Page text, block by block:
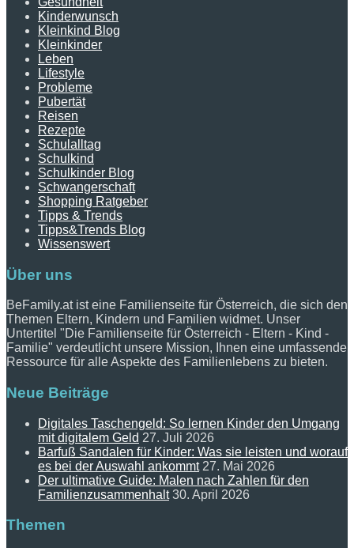
Kinderwunsch
Kleinkind Blog
Kleinkinder
Leben
Lifestyle
Probleme
Pubertät
Reisen
Rezepte
Schulalltag
Schulkind
Schulkinder Blog
Schwangerschaft
Shopping Ratgeber
Tipps & Trends
Tipps&Trends Blog
Wissenswert
Über uns
BeFamily.at ist eine Familienseite für Österreich, die sich den
Themen Eltern, Kindern und Familien widmet. Unser
Untertitel "Die Familienseite für Österreich - Eltern - Kind -
Familie" verdeutlicht unsere Mission, Ihnen eine umfassende
Ressource für alle Aspekte des Familienlebens zu bieten.
Neue Beiträge
Digitales Taschengeld: So lernen Kinder den Umgang
mit digitalem Geld 27. Juli 2026
Barfuß Sandalen für Kinder: Was sie leisten und worauf
es bei der Auswahl ankommt 27. Mai 2026
Der ultimative Guide: Malen nach Zahlen für den
Familienzusammenhalt 30. April 2026
Themen